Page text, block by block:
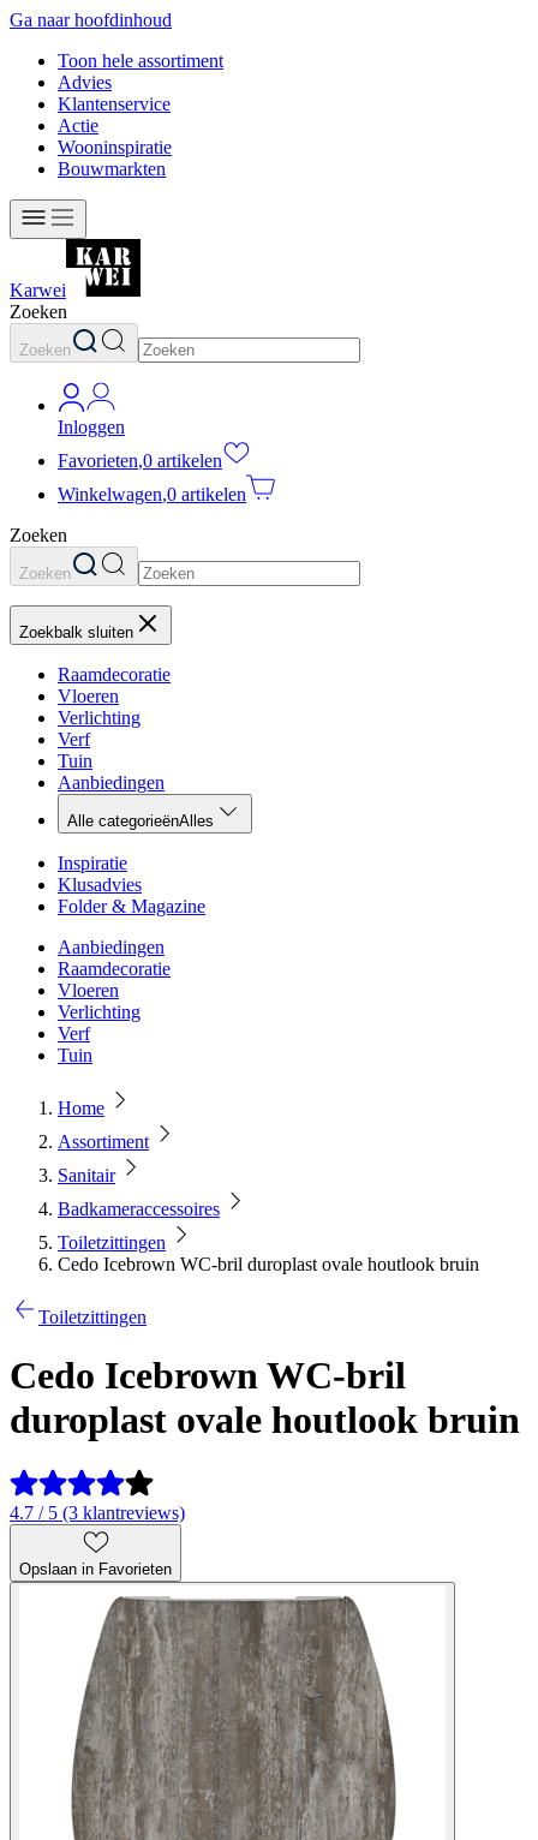
Ga naar hoofdinhoud
Toon hele assortiment
Advies
Klantenservice
Actie
Wooninspiratie
Bouwmarkten
Karwei
Zoeken
Zoeken
Inloggen
Favorieten,0 artikelen
Winkelwagen,0 artikelen
Zoeken
Zoeken
Zoekbalk sluiten
Raamdecoratie
Vloeren
Verlichting
Verf
Tuin
Aanbiedingen
Alle categorieënAlles
Inspiratie
Klusadvies
Folder & Magazine
Aanbiedingen
Raamdecoratie
Vloeren
Verlichting
Verf
Tuin
Home
Assortiment
Sanitair
Badkameraccessoires
Toiletzittingen
Cedo Icebrown WC-bril duroplast ovale houtlook bruin
Toiletzittingen
Cedo Icebrown WC-bril
duroplast ovale houtlook bruin
4.7 / 5 (3 klantreviews)
Opslaan in Favorieten